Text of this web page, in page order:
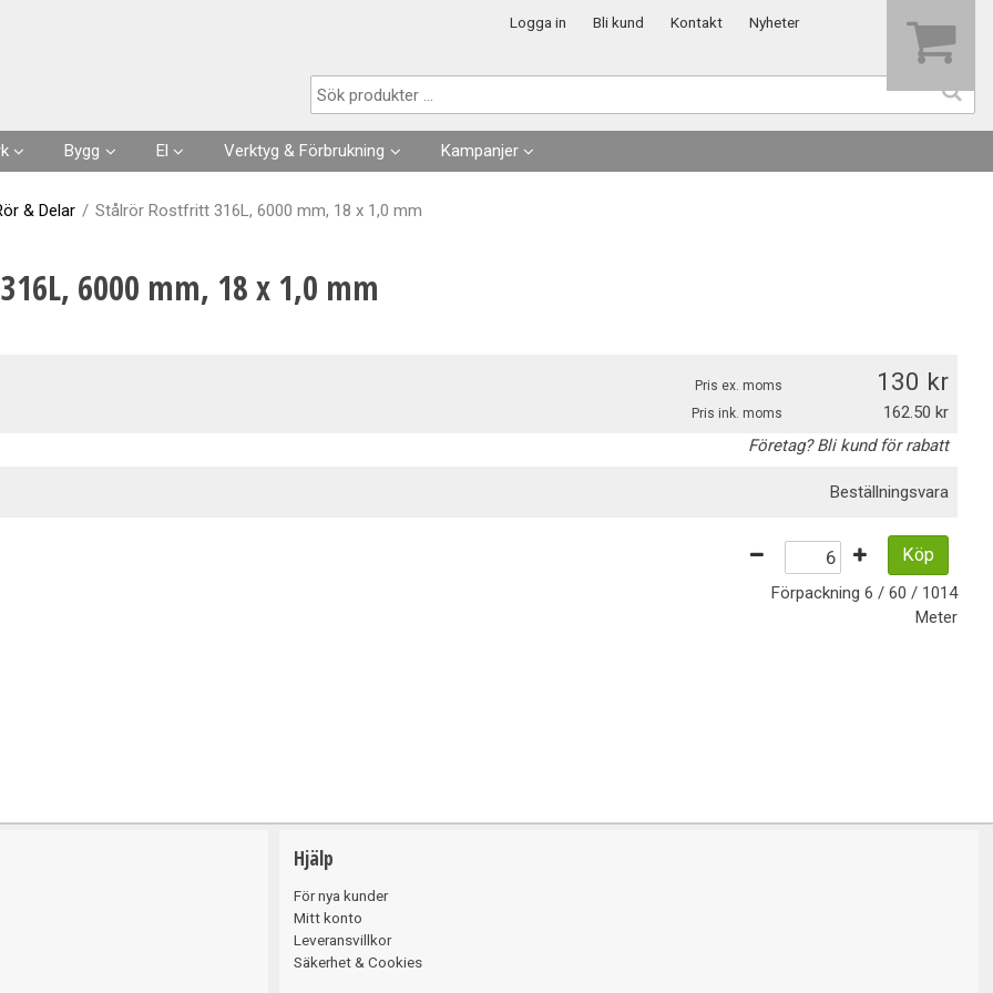
Logga in Bli kund Kontakt Nyheter
Bygg
Husgrunder
El
Kabel
Skarvsladdar, stickproppar
Verktyg & Förbrukning
Förbrukningsvaror
Kläder
Kampanjer
& Delar / Stålrör Rostfritt 316L, 6000 mm, 18 x 1,0 mm
6000 mm, 18 x 1,0 mm
Pris ex. moms 130
Pris ink. moms
162.50
Företag? Bli kund för rabatt
Beställningsvara
Köp
Förpackning 6 / 60 / 1014
Meter
Hjälp
För nya kunder
Mitt konto
Leveransvillkor
Säkerhet & Cookies